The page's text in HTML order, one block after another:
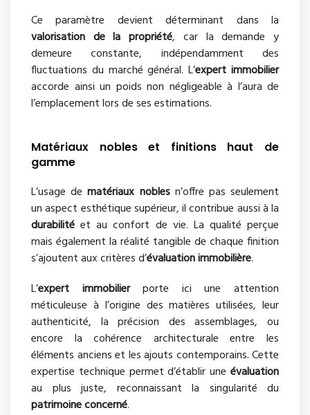
Ce paramètre devient déterminant dans la
valorisation de la propriété, car la demande y
demeure constante, indépendamment des
fluctuations du marché général. L’expert immobilier
accorde ainsi un poids non négligeable à l’aura de
l’emplacement lors de ses estimations.
Matériaux nobles et finitions haut de
gamme
L’usage dematériaux noblesn’offre pas seulement
un aspect esthétique supérieur, il contribue aussi à la
durabilité et au confort de vie. La qualité perçue
mais également la réalité tangible de chaque finition
s’ajoutent aux critères d’évaluation immobilière.
L’expert immobilierporte ici une attention
méticuleuse à l’origine des matières utilisées, leur
authenticité, la précision des assemblages, ou
encore la cohérence architecturale entre les
éléments anciens et les ajouts contemporains. Cette
expertise technique permet d’établir une évaluation
au plus juste, reconnaissant la singularité du
patrimoine concerné.